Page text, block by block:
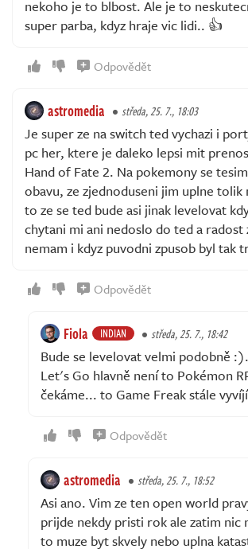
nekoho je to blbost. Ale je to
super parba, kdyz hraje vic lidi.. 👍
Odpovědět
astromedia středa, 25. 7., 18:03
Je super ze na switch ted vychazi i
pc her, ktere je daleko lepsi mit
Hand of Fate 2. Na pokemony se
obavu, ze zjednoduseni jim uplne
to ze se ted bude asi jinak levelovat
chytani mi ani nedoslo do ted a radost
nemam i kdyz puvodni zpusob byl tak
Odpovědět
Fiola INDIAN středa, 25. 7., 18:42
Bude se levelovat velmi podobně
Let's Go hlavně není to Pokémon
čekáme... to Game Freak stále
Odpovědět
astromedia středa, 25. 7., 18:52
Asi ano. Vim ze ten open world
prijde nekdy pristi rok ale zatim nic
to muze byt skvely nebo uplna